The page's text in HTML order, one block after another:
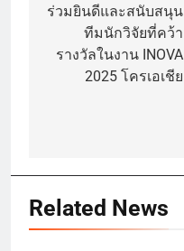
ร่วมยินดีและสนับสนุน
ทีมนักวิจัยที่คว้า
รางวัลในงาน INOVA
2025 โครเอเชีย
Related News